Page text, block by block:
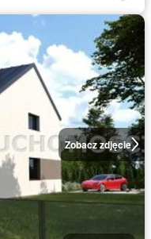
Zobacz zdjęcie